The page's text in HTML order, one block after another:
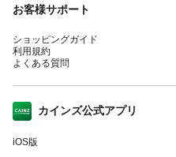
お客様サポート
ショッピングガイド
利用規約
よくある質問
カインズ公式アプリ
iOS版